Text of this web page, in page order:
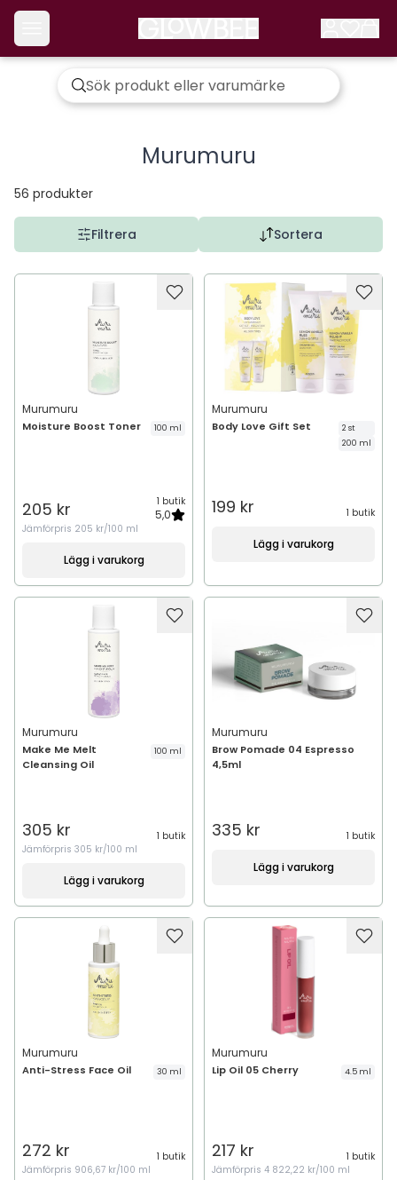
Murumuru
56 produkter
Filtrera Sortera
Murumuru
Moisture Boost Toner 100 ml
205 kr 1 butik
5,0
Jämförpris 205 kr/100 ml
Lägg i varukorg
Murumuru
Body Love Gift Set
2 st
200 ml
199 kr 1 butik
Lägg i varukorg
Murumuru
Make Me Melt
Cleansing Oil
100 ml
305 kr
1 butik
Jämförpris 305 kr/100 ml
Lägg i varukorg
Murumuru
Brow Pomade 04 Espresso
4,5ml
335 kr 1 butik
Lägg i varukorg
Murumuru
Anti-Stress Face Oil 30 ml
272 kr
1 butik
Jämförpris 906,67 kr/100 ml
Murumuru
Lip Oil 05 Cherry 4.5 ml
217 kr
1 butik
Jämförpris 4 822,22 kr/100 ml